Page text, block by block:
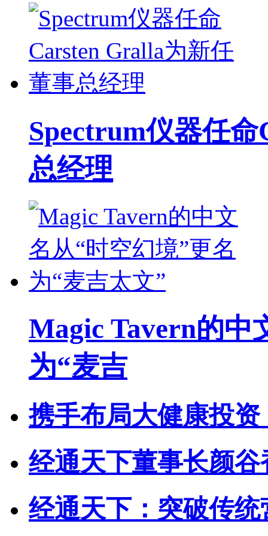
Spectrum仪器任
总经理
Magic Tavern的中
为“麦吉
携手布局大健康投
经通天下董事长颜
经通天下：突破传